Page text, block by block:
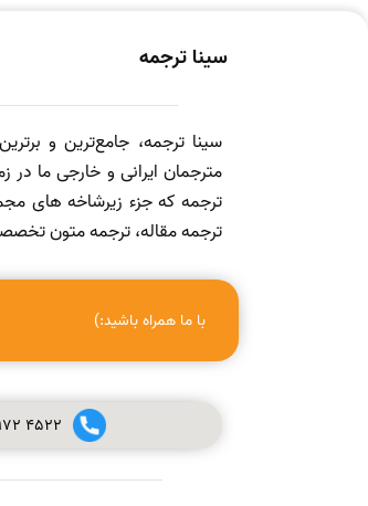
سینا ترجمه
سینا ترجمه، جامع‌ترین و
مترجمان ایرانی و خارجی ما
ترجمه که جزء زیرشاخه های
ترجمه مقاله، ترجمه متون
با ما همراه باشید:)
4522